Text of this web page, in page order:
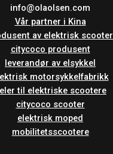
info@olaolsen.com
Vår partner i Kina
av elektrisk scooter
citycoco produsent
leverandør av elsykkel
motorsykkelfabrikk
til elektriske scootere
citycoco scooter
elektrisk moped
mobilitetsscootere